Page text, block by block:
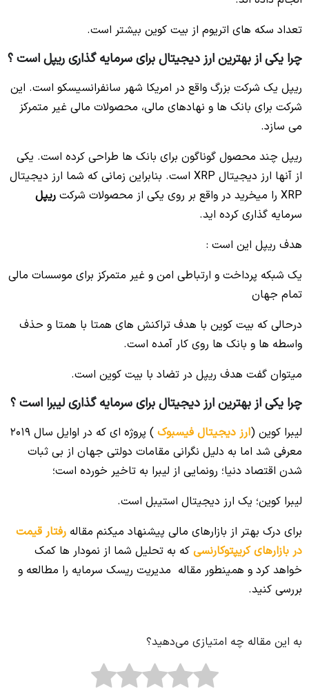
تعداد سکه های اتریوم از بیت کوین بیشتر است.
چرا یکی از بهترین ارز دیجیتال برای سرمایه گذاری ریپل است ؟
ریپل یک شرکت بزرگ واقع در امریکا شهر سانفرانسیسکو است. این
شرکت برای بانک ها و نهادهای مالی، محصولات مالی غیر متمرکز
می سازد.
ریپل چند محصول گوناگون برای بانک ها طراحی کرده است. یکی
از آنها ارز دیجیتال XRP است. بنابراین زمانی که شما ارز دیجیتال
XRP را میخرید در واقع بر روی یکی از محصولات شرکت
ریپل
سرمایه گذاری کرده اید.
هدف ریپل این است :
یک شبکه پرداخت و ارتباطی امن و غیر متمرکز برای موسسات مالی
تمام جهان
درحالی که بیت کوین با هدف تراکنش های همتا با همتا و حذف
واسطه ها و بانک ها روی کار آمده است.
میتوان گفت هدف ریپل در تضاد با بیت کوین است.
چرا یکی از بهترین ارز دیجیتال برای سرمایه گذاری لیبرا است ؟
لیبرا کوین (ارز دیجیتال فیسبوک
) پروژه ای که در اوایل سال 2019
معرفی شد اما به دلیل نگرانی مقامات دولتی جهان از بی ثبات
شدن اقتصاد دنیا؛ رونمایی از لیبرا به تاخیر خورده است؛
لیبرا کوین؛ یک ارز دیجیتال استیبل است.
برای درک بهتر از بازارهای مالی پیشنهاد میکنم مقاله رفتار قیمت
در بازارهای کریپتوکارنسی که به تحلیل شما از نمودار ها کمک
خواهد کرد و همینطور مقاله مدیریت ریسک سرمایه را مطالعه و
بررسی کنید.
به این مقاله چه امتیازی می‌دهید؟